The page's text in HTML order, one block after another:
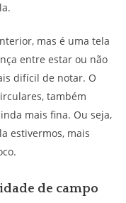
mas é uma tela
entre estar ou não
difícil de notar. O
também
mais fina. Ou seja,
estivermos, mais
de campo